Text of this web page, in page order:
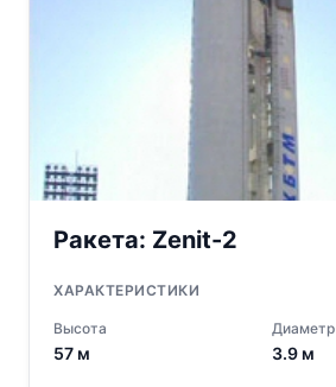
Ракета: Zenit-2
ХАРАКТЕРИСТИКИ
Высота
57 м
Диаметр
3.9 м